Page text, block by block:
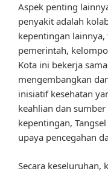
Aspek penting
penyakit adalah
kepentingan
pemerintah,
Kota ini bekerja
mengembangkan
inisiatif kesehatan
keahlian dan
kepentingan,
upaya pencegahan
Secara keseluruhan,